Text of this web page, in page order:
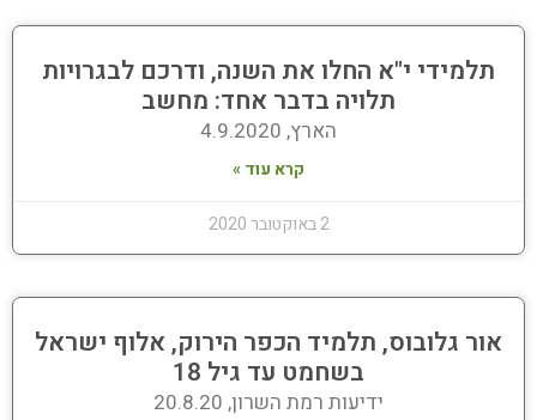
תלמידי י"א החלו את השנה, ודרכם לבגרויות
תלויה בדבר אחד: מחשב
הארץ, 4.9.2020
קרא עוד »
2 באוקטובר 2020
אור גלובוס, תלמיד הכפר הירוק, אלוף ישראל
בשחמט עד גיל 18
ידיעות רמת השרון, 20.8.20